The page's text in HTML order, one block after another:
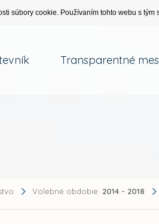
súbory cookie. Používaním tohto webu s tým
Transparentné
Volebné obdobie: 2014 - 2018